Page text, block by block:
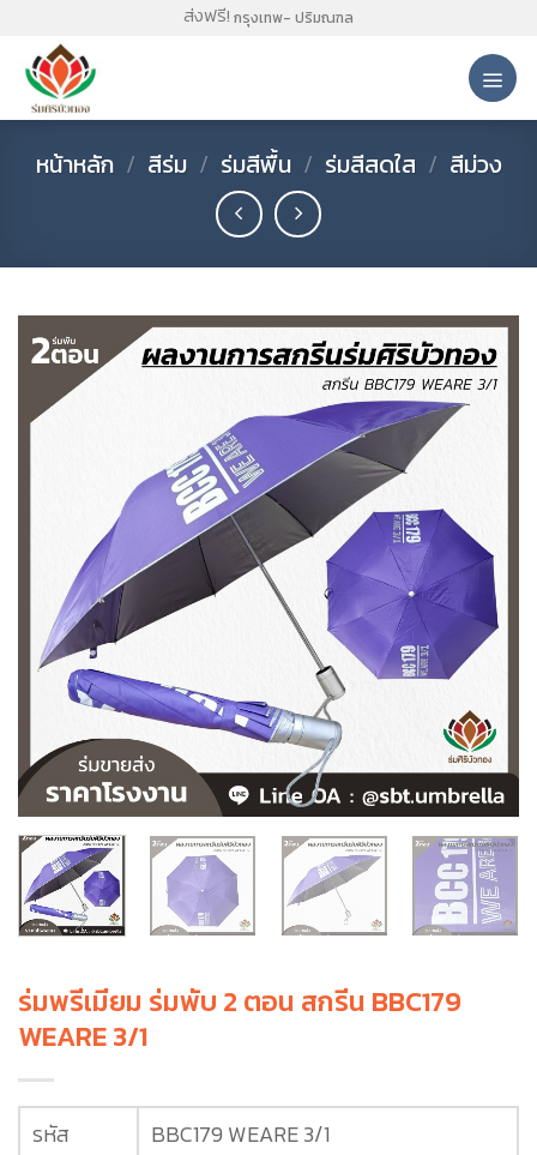
content
ส่งฟรี! กรุงเทพ- ปริมณฑล
หน้าหลัก / สีร่ม / ร่มสีพื้น / ร่มสีสดใส / สีม่วง
ร่มพรีเมียม ร่มพับ 2 ตอน สกรีน BBC179
WEARE 3/1
รหัส
BBC179 WEARE 3/1